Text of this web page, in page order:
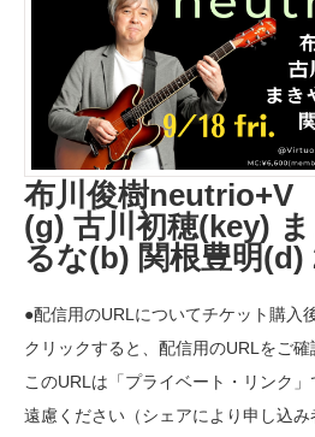
布川俊樹neutrio+V
(g) 古川初穂(key)
るな(b) 関根豊明(d)
●配信用のURLについてチケット購入
クリックすると、配信用のURLをご確
このURLは「プライベート・リンク
遠慮ください（シェアにより申し込